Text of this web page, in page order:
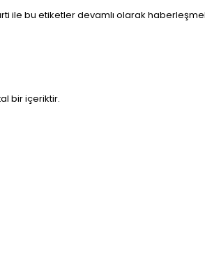
ile bu etiketler devamlı olarak
bir içeriktir.